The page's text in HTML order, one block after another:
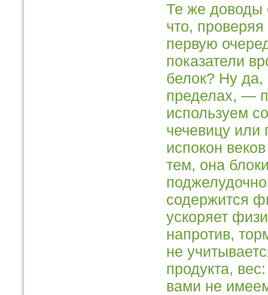
Те же доводы
что,
первую
показатели
белок? Ну
пределах, —
используем
чечевицу или
испокон
тем, она
содержится
ускоряет
напротив,
не
продукта,
вами не